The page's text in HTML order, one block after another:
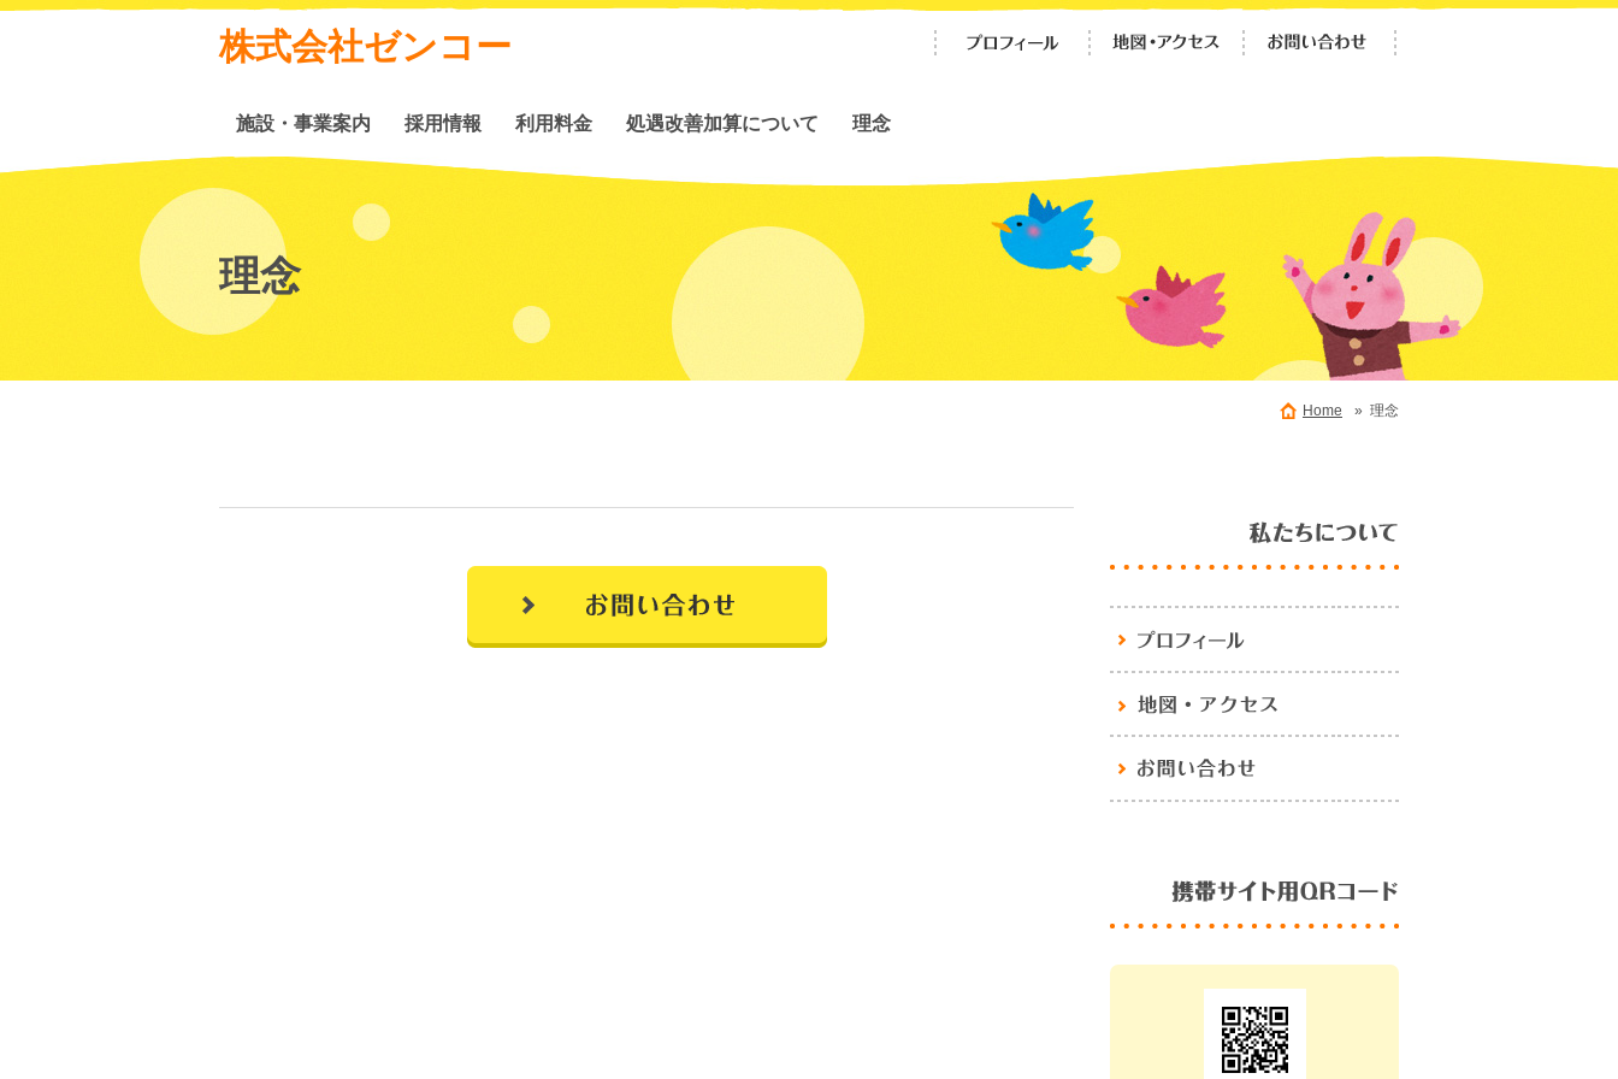
株式会社ゼンコー
施設・事業案内 採用情報 利用料金 処遇改善加算について 理念
理念
Home » 理念